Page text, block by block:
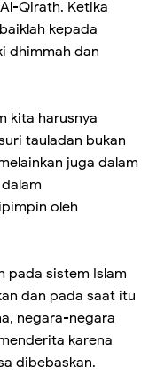
Qirath. Ketika
kepada
dhimmah dan
kita harusnya
tauladan bukan
juga dalam
oleh
pada sistem Islam
dan pada saat itu
negara-negara
karena
dibebaskan.